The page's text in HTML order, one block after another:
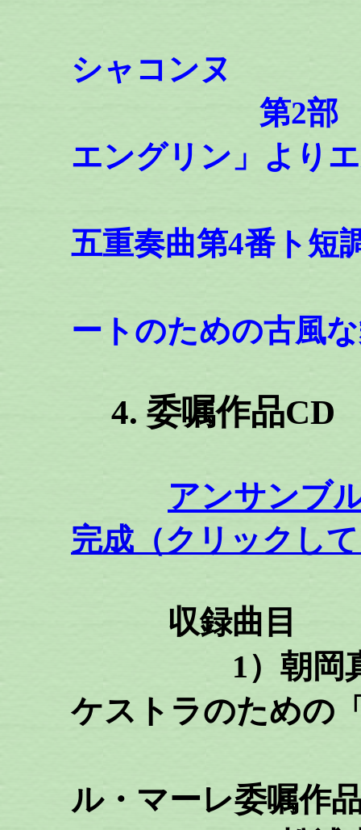
シャコンヌ
第2部 ワー
エングリン」より
五重奏曲第4番ト短
ートのための古風
4. 委嘱作品CD
アンサンブ
完成（クリックし
収録曲目
1）朝岡真木
ケストラのための
ル・マーレ委嘱作